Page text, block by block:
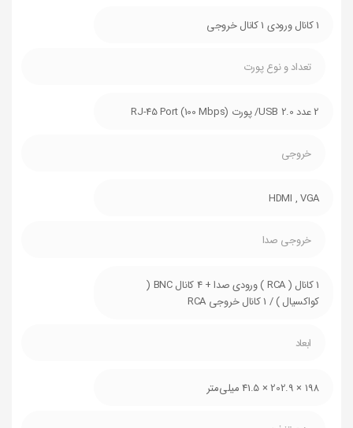
1 کانال ورودی 1 کانال خروجی
تعداد و نوع پورت
2 عدد USB 2.0/ پورت RJ-45 Port (100 Mbps)
خروجی
HDMI , VGA
خروجی صدا
1 کانال ( RCA ) ورودی صدا + 4 کانال BNC (
کواکسیال ) / 1 کانال خروجی RCA
ابعاد
198 × 202.9 × 41.5 میلی‌متر